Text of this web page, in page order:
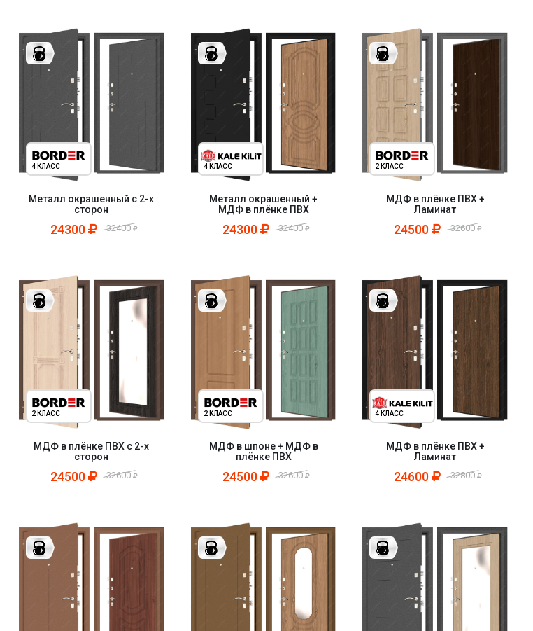
4 КЛАСС
Металл окрашенный с 2-х
сторон
24300 32400
4 КЛАСС
Металл окрашенный +
МДФ в плёнке ПВХ
24300 32400
2 КЛАСС
МДФ в плёнке ПВХ +
Ламинат
24500 32600
2 КЛАСС
МДФ в плёнке ПВХ с 2-х
сторон
24500 32600
2 КЛАСС
МДФ в шпоне + МДФ в
плёнке ПВХ
24500 32600
4 КЛАСС
МДФ в плёнке ПВХ +
Ламинат
24600 32800